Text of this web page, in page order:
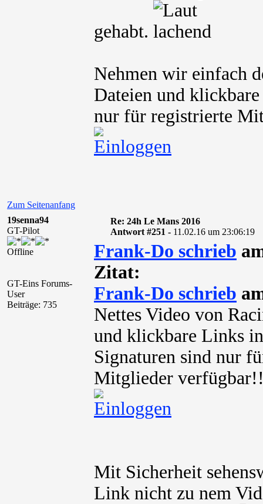
gehabt.
Nehmen wir einfach
Dateien und
nur für registrierte
Zum Seitenanfang
19senna94
GT-Pilot
Offline
GT-Eins Forums-
User
Beiträge: 735
Re: 24h Le Mans 2016
Antwort #251 - 11.02.16 um 23:06:19
Frank-Do schrieb
Zitat:
Frank-Do schrieb
Nettes Video von
und klickbare Links
Signaturen sind nur
Mitglieder
Mit Sicherheit
Link nicht zu nem